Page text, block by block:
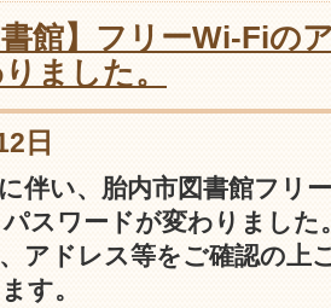
書館】フリーWi‐Fiの
ました。
日
伴い、胎内市図書館フリ
スワードが変わりました
アドレス等をご確認の上
す。